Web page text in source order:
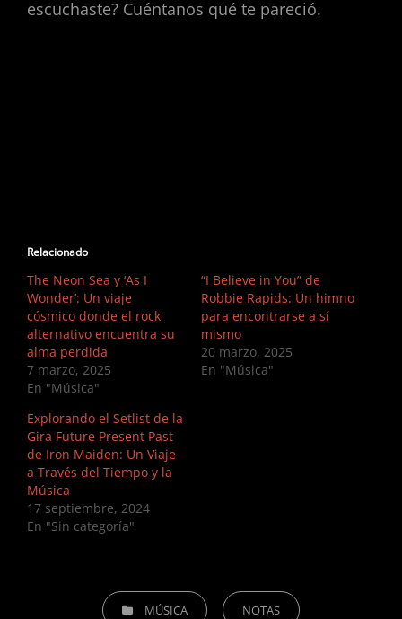
escuchaste? Cuéntanos qué te pareció.
Relacionado
The Neon Sea y ‘As I
Wonder’: Un viaje
cósmico donde el rock
alternativo encuentra su
alma perdida
7 marzo, 2025
En "Música"
“I Believe in You” de
Robbie Rapids: Un himno
para encontrarse a sí
mismo
20 marzo, 2025
En "Música"
Explorando el Setlist de la
Gira Future Present Past
de Iron Maiden: Un Viaje
a Través del Tiempo y la
Música
17 septiembre, 2024
En "Sin categoría"
CATEGORIESMÚSICA NOTAS